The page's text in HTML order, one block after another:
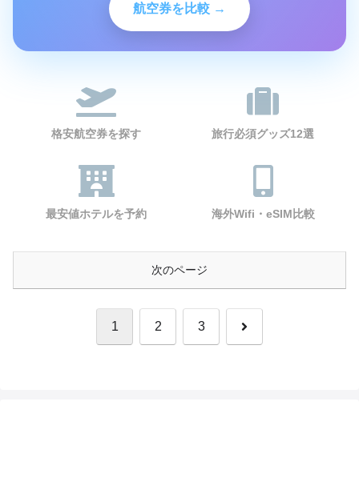
航空券を比較 →
格安航空券を探す 旅行必須グッズ12選
最安値ホテルを予約 海外Wifi・eSIM比較
次のページ
1 2 3 次